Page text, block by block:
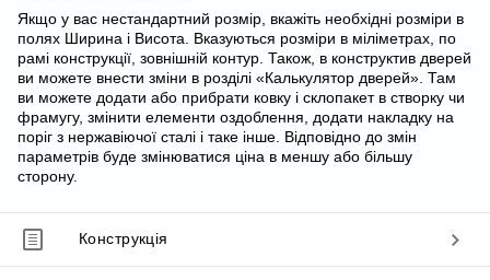
Якщо у вас нестандартний розмір, вкажіть необхідні розміри в
полях Ширина і Висота. Вказуються розміри в міліметрах, по
рамі конструкції, зовнішній контур. Також, в конструктив дверей
ви можете внести зміни в розділі «Калькулятор дверей». Там
ви можете додати або прибрати ковку і склопакет в створку чи
фрамугу, змінити елементи оздоблення, додати накладку на
поріг з нержавіючої сталі і таке інше. Відповідно до змін
параметрів буде змінюватися ціна в меншу або більшу
сторону.
Конструкція